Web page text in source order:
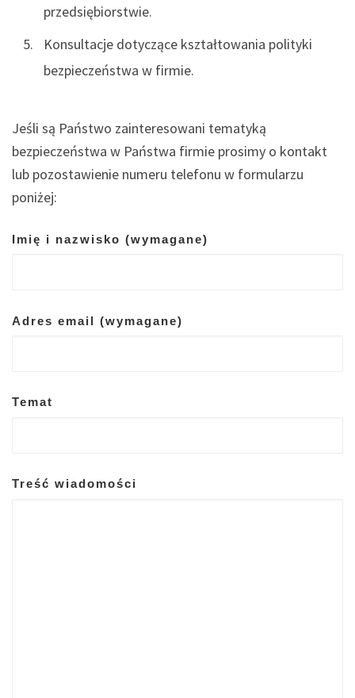
przedsiębiorstwie.
Konsultacje dotyczące kształtowania polityki
bezpieczeństwa w firmie.
Jeśli są Państwo zainteresowani tematyką
bezpieczeństwa w Państwa firmie prosimy o kontakt
lub pozostawienie numeru telefonu w formularzu
poniżej:
Imię i nazwisko (wymagane)
Adres email (wymagane)
Temat
Treść wiadomości